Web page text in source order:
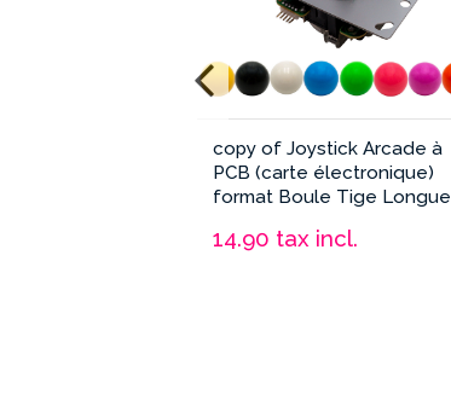
Availability date: 2018-10-14
copy of Joystick Arcade à
PCB (carte électronique)
format Boule Tige Longue
14.90 tax incl.